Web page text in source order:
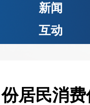
新闻
互动
居民消